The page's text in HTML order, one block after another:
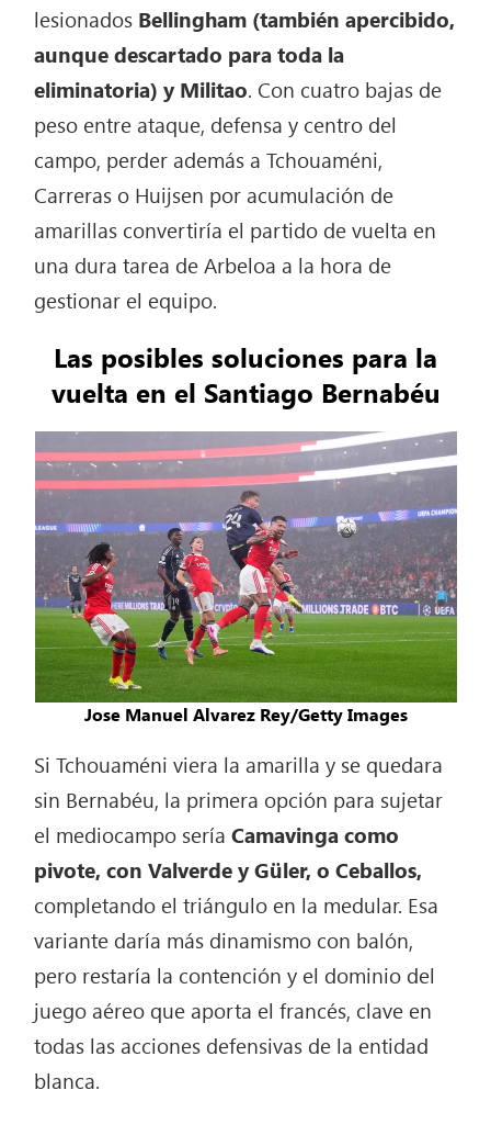
lesionados Bellingham (también apercibido,
aunque descartado para toda la
eliminatoria) y Militao. Con cuatro bajas de
peso entre ataque, defensa y centro del
campo, perder además a Tchouaméni,
Carreras o Huijsen por acumulación de
amarillas convertiría el partido de vuelta en
una dura tarea de Arbeloa a la hora de
gestionar el equipo.
Las posibles soluciones para la
vuelta en el Santiago Bernabéu
Jose Manuel Alvarez Rey/Getty Images
Si Tchouaméni viera la amarilla y se quedara
sin Bernabéu, la primera opción para sujetar
el mediocampo seríaCamavinga como
pivote, con Valverde y Güler, o Ceballos,
completando el triángulo en la medular. Esa
variante daría más dinamismo con balón,
pero restaría la contención y el dominio del
juego aéreo que aporta el francés, clave en
todas las acciones defensivas de la entidad
blanca.